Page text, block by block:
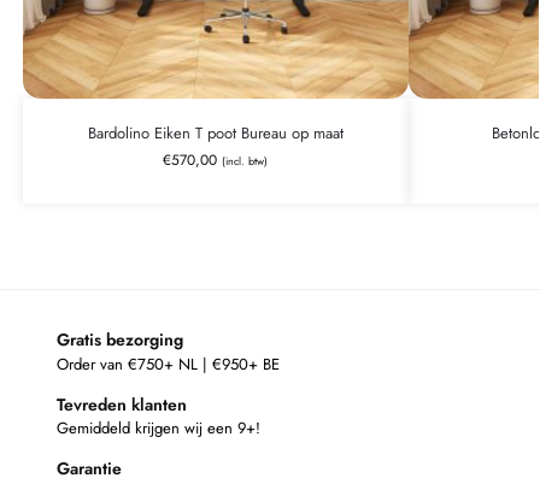
Bardolino Eiken T poot Bureau op maat
€570,00 (incl. btw)
Gratis bezorging
Order van €750+ NL | €950+ BE
Tevreden klanten
Gemiddeld krijgen wij een 9+!
Garantie